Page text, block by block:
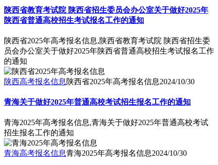
陕西省教育考试院 陕西省招生委员会办公室关于做好2025年
陕西省普通高校招生考试报名工作的通知
陕西省2025年高考报名信息,陕西省教育考试院 陕西省招生委
员会办公室关于做好2025年陕西省普通高校招生考试报名工作
的通知
陕西高考报名信息 陕西省2025年高考报名信息2024/10/30
青海关于做好2025年普通高校考试招生报名工作的通知
青海2025年高考报名信息,青海关于做好2025年普通高校考试
招生报名工作的通知
青海高考报名信息青海2025年高考报名信息2024/10/30